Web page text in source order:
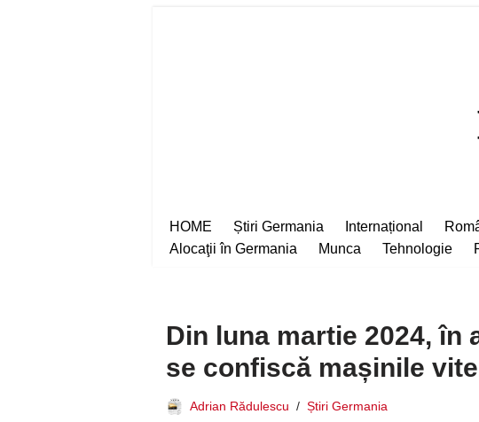
HOME Știri Germania Internațional
Alocaţii în Germania
Munca Tehnologie
Din luna martie 2024, în
se confiscă mașinile
Adrian Rădulescu Știri Germania